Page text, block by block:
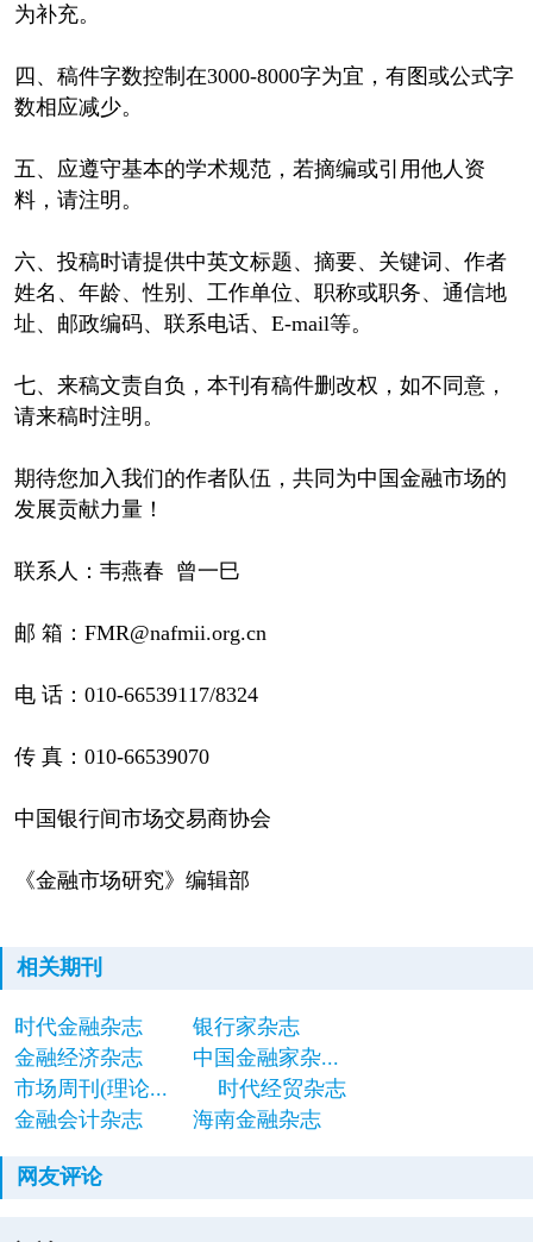
为补充。
四、稿件字数控制在3000-8000字为宜，有图或公式字
数相应减少。
五、应遵守基本的学术规范，若摘编或引用他人资
料，请注明。
六、投稿时请提供中英文标题、摘要、关键词、作者
姓名、年龄、性别、工作单位、职称或职务、通信地
址、邮政编码、联系电话、E-mail等。
七、来稿文责自负，本刊有稿件删改权，如不同意，
请来稿时注明。
期待您加入我们的作者队伍，共同为中国金融市场的
发展贡献力量！
联系人：韦燕春 曾一巳
邮 箱：FMR@nafmii.org.cn
电 话：010-66539117/8324
传 真：010-66539070
中国银行间市场交易商协会
《金融市场研究》编辑部
相关期刊
时代金融杂志
银行家杂志
金融经济杂志
中国金融家杂...
市场周刊(理论...
时代经贸杂志
金融会计杂志
海南金融杂志
网友评论